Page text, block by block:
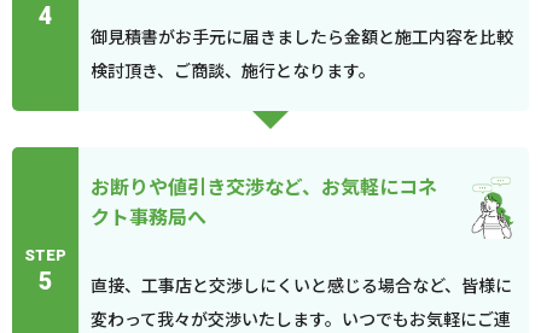
4
御見積書がお手元に届きましたら金額と施工内容を比較
検討頂き、ご商談、施行となります。
STEP
5
お断りや値引き交渉など、お気軽にコネ
クト事務局へ
直接、工事店と交渉しにくいと感じる場合など、皆様に
変わって我々が交渉いたします。いつでもお気軽にご連